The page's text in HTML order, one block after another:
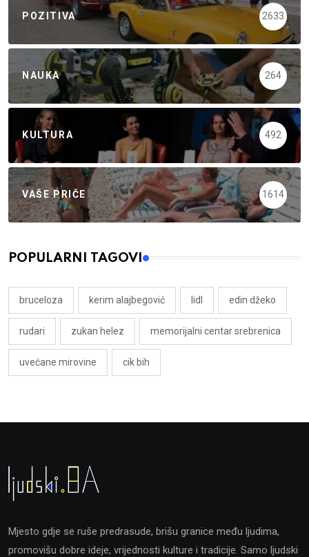
POZITIVA 2633
NAUKA 264
KULTURA 492
VAŠE PRIČE 1614
POPULARNI TAGOVI
bruceloza kerim alajbegović lidl edin džeko
rudari zukan helez memorijalni centar srebrenica
uvećane mirovine cik bih
Mjesto gdje se ruše predrasude, brišu granice među ljudima,
promovišu dobre ideje, vrijednosti kulture i tradicije. Samo ljudski